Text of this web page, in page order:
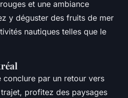
et une ambiance
y déguster des fruits de mer
nautiques telles que le
conclure par un retour vers
profitez des paysages